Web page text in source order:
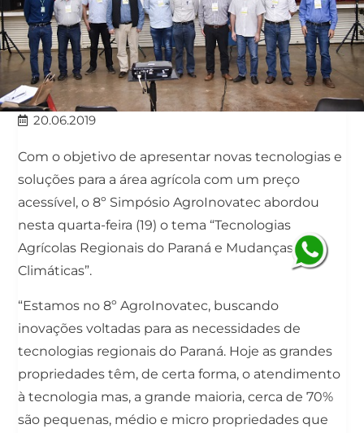
20.06.2019
Com o objetivo de apresentar novas tecnologias e
soluções para a área agrícola com um preço
acessível, o 8º Simpósio AgroInovatec abordou
nesta quarta-feira (19) o tema “Tecnologias
Agrícolas Regionais do Paraná e Mudanças
Climáticas”.
“Estamos no 8º AgroInovatec, buscando
inovações voltadas para as necessidades de
tecnologias regionais do Paraná. Hoje as grandes
propriedades têm, de certa forma, o atendimento
à tecnologia mas, a grande maioria, cerca de 70%
são pequenas, médio e micro propriedades que